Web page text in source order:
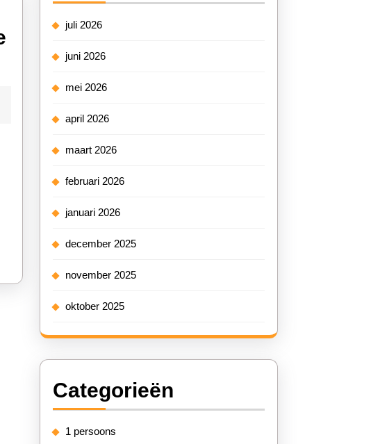
juli 2026
juni 2026
mei 2026
april 2026
maart 2026
februari 2026
januari 2026
december 2025
november 2025
oktober 2025
Categorieën
1 persoons